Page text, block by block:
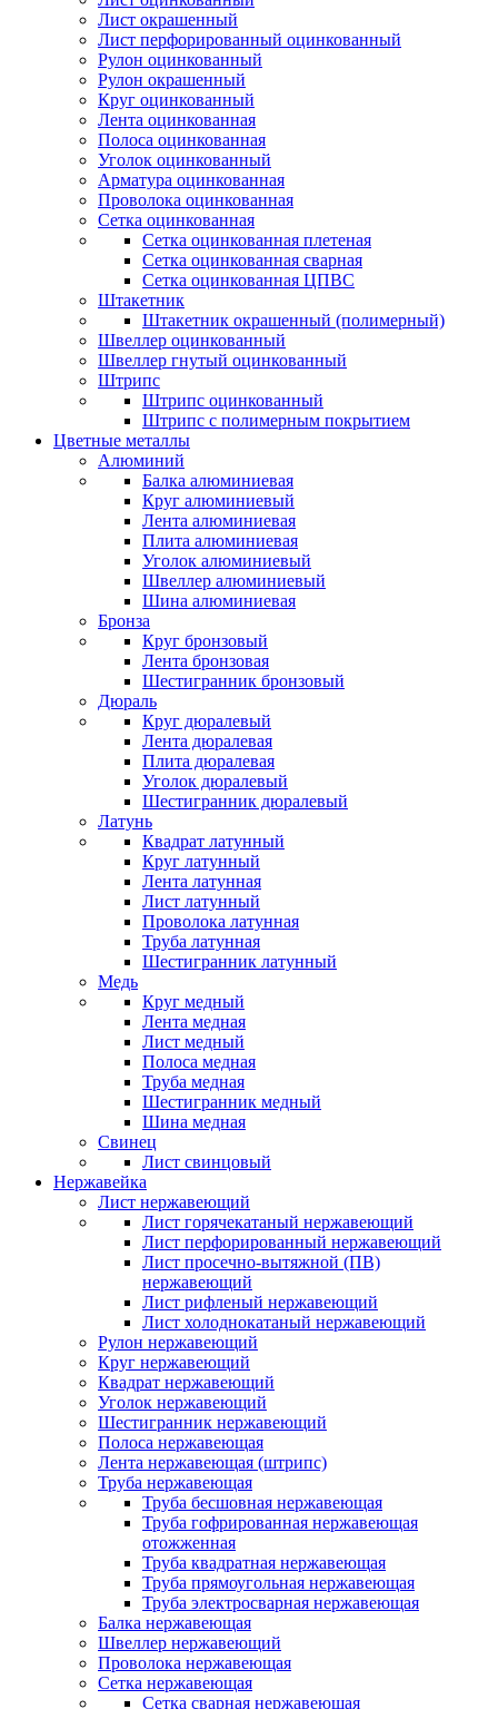
Лист окрашенный
Лист перфорированный оцинкованный
Рулон оцинкованный
Рулон окрашенный
Круг оцинкованный
Лента оцинкованная
Полоса оцинкованная
Уголок оцинкованный
Арматура оцинкованная
Проволока оцинкованная
Сетка оцинкованная
Сетка оцинкованная плетеная
Сетка оцинкованная сварная
Сетка оцинкованная ЦПВС
Штакетник
Штакетник окрашенный (полимерный)
Швеллер оцинкованный
Швеллер гнутый оцинкованный
Штрипс
Штрипс оцинкованный
Штрипс с полимерным покрытием
Цветные металлы
Алюминий
Балка алюминиевая
Круг алюминиевый
Лента алюминиевая
Плита алюминиевая
Уголок алюминиевый
Швеллер алюминиевый
Шина алюминиевая
Бронза
Круг бронзовый
Лента бронзовая
Шестигранник бронзовый
Дюраль
Круг дюралевый
Лента дюралевая
Плита дюралевая
Уголок дюралевый
Шестигранник дюралевый
Латунь
Квадрат латунный
Круг латунный
Лента латунная
Лист латунный
Проволока латунная
Труба латунная
Шестигранник латунный
Медь
Круг медный
Лента медная
Лист медный
Полоса медная
Труба медная
Шестигранник медный
Шина медная
Свинец
Лист свинцовый
Нержавейка
Лист нержавеющий
Лист горячекатаный нержавеющий
Лист перфорированный нержавеющий
Лист просечно-вытяжной (ПВ)
нержавеющий
Лист рифленый нержавеющий
Лист холоднокатаный нержавеющий
Рулон нержавеющий
Круг нержавеющий
Квадрат нержавеющий
Уголок нержавеющий
Шестигранник нержавеющий
Полоса нержавеющая
Лента нержавеющая (штрипс)
Труба нержавеющая
Труба бесшовная нержавеющая
Труба гофрированная нержавеющая
отожженная
Труба квадратная нержавеющая
Труба прямоугольная нержавеющая
Труба электросварная нержавеющая
Балка нержавеющая
Швеллер нержавеющий
Проволока нержавеющая
Сетка нержавеющая
Сетка сварная нержавеющая